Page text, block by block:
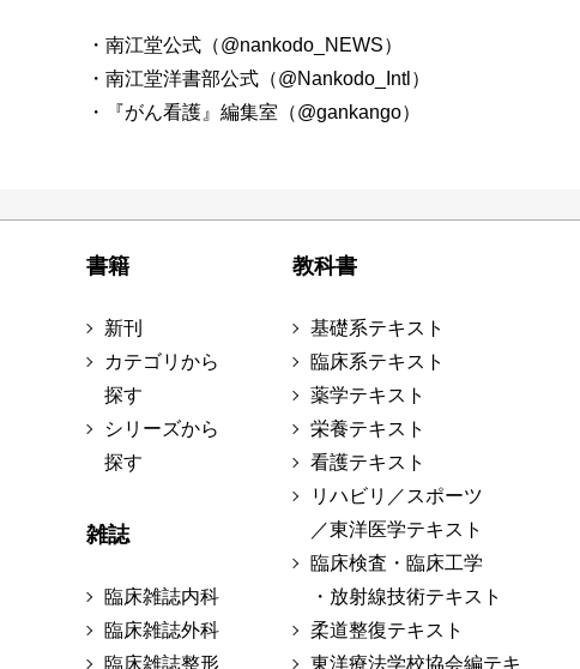
・南江堂公式（@nankodo_NEWS）
・南江堂洋書部公式（@Nankodo_Intl）
・『がん看護』編集室（@gankango）
書籍
新刊
カテゴリから
探す
シリーズから
探す
雑誌
臨床雑誌内科
臨床雑誌外科
臨床雑誌整形
教科書
基礎系テキスト
臨床系テキスト
薬学テキスト
栄養テキスト
看護テキスト
リハビリ／スポーツ
／東洋医学テキスト
臨床検査・臨床工学
・放射線技術テキスト
柔道整復テキスト
東洋療法学校協会編テキ